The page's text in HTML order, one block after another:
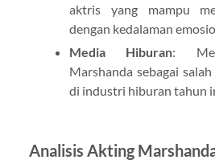
aktris yang mampu
dengan kedalaman
Media Hiburan:
Marshanda sebagai
di industri hiburan tahun
Analisis Akting